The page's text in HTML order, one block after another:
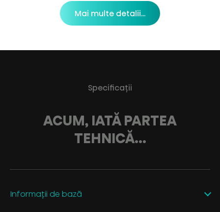
Mai multe detalii...
Specificaţii
ACUM, IATĂ PARTEA
TEHNICĂ...
Informații de bază